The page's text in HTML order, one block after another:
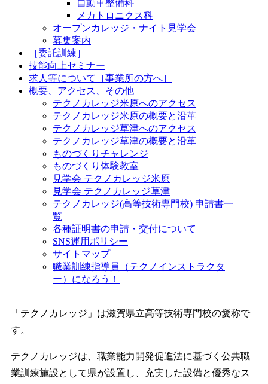
自動車整備科
メカトロニクス科
オープンカレッジ・ナイト見学会
募集案内
［委託訓練］
技能向上セミナー
求人等について［事業所の方へ］
概要、アクセス、その他
テクノカレッジ米原へのアクセス
テクノカレッジ米原の概要と沿革
テクノカレッジ草津へのアクセス
テクノカレッジ草津の概要と沿革
ものづくりチャレンジ
ものづくり体験教室
見学会 テクノカレッジ米原
見学会 テクノカレッジ草津
テクノカレッジ(高等技術専門校) 申請書一
覧
各種証明書の申請・交付について
SNS運用ポリシー
サイトマップ
職業訓練指導員（テクノインストラクタ
ー）になろう！
「テクノカレッジ」は滋賀県立高等技術専門校の愛称で
す。
テクノカレッジは、職業能力開発促進法に基づく公共職
業訓練施設として県が設置し、充実した設備と優秀なス